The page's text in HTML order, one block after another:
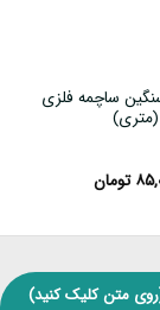
ساچمه فلزی
(متری)
تومان
متن کلیک کنید)